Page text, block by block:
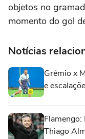
objetos no
momento do gol
Notícias
Grêmio x
e
Thiago